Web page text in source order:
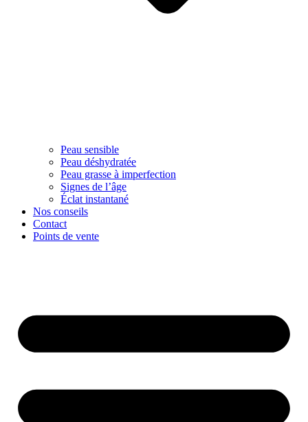
Peau sensible
Peau déshydratée
Peau grasse à imperfection
Signes de l’âge
Éclat instantané
Nos conseils
Contact
Points de vente